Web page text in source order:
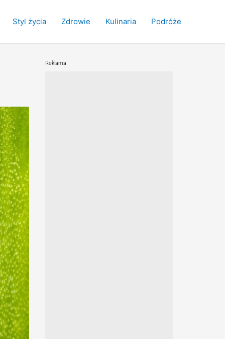
Styl życia Zdrowie Kulinaria Podróże
Reklama